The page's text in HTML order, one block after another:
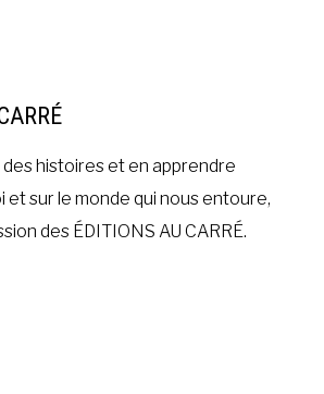
histoires et en apprendre
et sur le monde qui nous entoure,
des ÉDITIONS AU CARRÉ.